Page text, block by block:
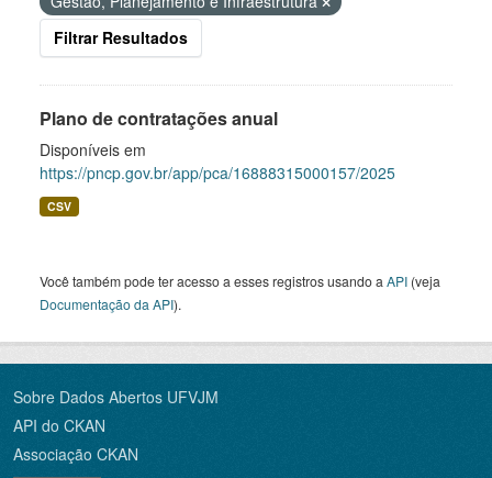
Filtrar Resultados
Plano de contratações anual
Disponíveis em
https://pncp.gov.br/app/pca/16888315000157/2025
CSV
Você também pode ter acesso a esses registros usando a API (veja
Documentação da API).
Sobre Dados Abertos UFVJM
API do CKAN
Associação CKAN